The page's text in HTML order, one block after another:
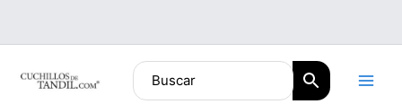
contenido